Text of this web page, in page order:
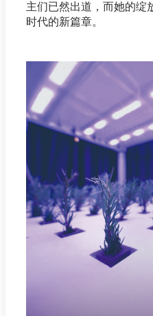
主们已然出道，而她的绽
时代的新篇章。